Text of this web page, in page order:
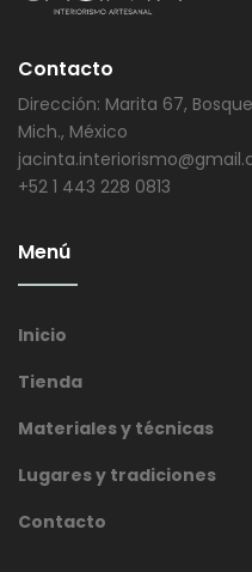
Contacto
Dirección: Marita 67,
Mich., México
+52 1 443 228 0813
Menú
Inicio
Tienda
Materiales y técnicas
Lugares y tradiciones
Contacto